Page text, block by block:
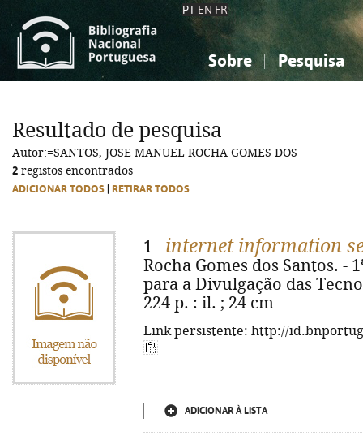
PT EN FR
Sobre Pesquisa
Ciências sociais...
Ciências sociais...
Resultado de pesquisa
Autor:=SANTOS, JOSE MANUEL ROCHA GOMES DOS
2 registos encontrados
ADICIONAR TODOS RETIRAR TODOS
1 - internet information
Rocha Gomes dos Santos. -
para a Divulgação das
224 p. : il. ; 24 cm
Link persistente: http://
ADICIONAR À LISTA